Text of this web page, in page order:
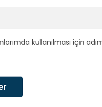
kullanılması için